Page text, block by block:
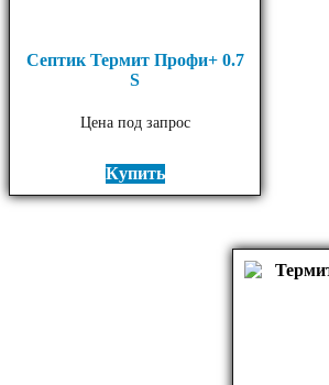
Септик Термит Профи+ 0.7
S
Цена под запрос
Купить